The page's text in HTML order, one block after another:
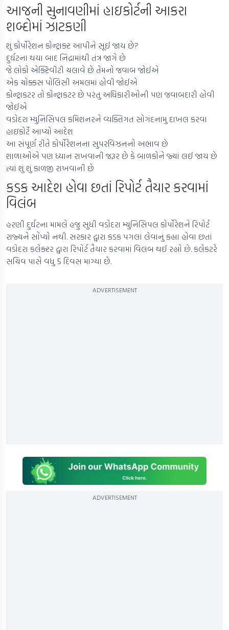
આજની સુનાવણીમાં હાઇકોર્ટની આકરા
શબ્દોમાં ઝાટકણી
શું કોર્પોરેશન કોન્ટ્રાક્ટ આપીને સૂઈ જાય છે?
દુર્ઘટના થયા બાદ નિંદ્રામાંથી તંત્ર જાગે છે
જે લોકો એક્ટિવીટી ચલાવે છે તેમનો જવાબ જોઈએ
એક ચોક્કસ પોલિસી અમલમાં હોવી જોઈએ
કોન્ટ્રાકટર તો કોન્ટ્રાકટર છે પરંતુ અધિકારીઓની પણ જવાબદારી હોવી
જોઈએ
વડોદરા મ્યુનિસિપલ કમિશનરને વ્યક્તિગત સોગંદનામુ દાખલ કરવા
હાઇકોર્ટે આપ્યો આદેશ
આ સંપૂર્ણ રીતે કોર્પોરેશનના સુપરવિઝનનો અભાવ છે
શાળાઓએ પણ ધ્યાન રાખવાની જરૂર છે કે બાળકોને જ્યાં લઈ જાય છે
ત્યાં શું શું કાળજી રાખવાની છે
કડક આદેશ હોવા છતાં રિપોર્ટ તૈયાર કરવામાં
વિલંબ
હરણી દુર્ઘટના મામલે હજુ સુધી વડોદરા મ્યુનિસિપલ કોર્પોરેશને રિપોર્ટ
રાજ્યને સોંપ્યો નથી. સરકાર દ્વારા કડક પગલાં લેવાનું કહ્યા હોવા છતાં
વડોદરા કલેક્ટર દ્વારા રિપોર્ટ તૈયાર કરવામાં વિલંબ થઈ રહ્યો છે. કલેકટરે
સચિવ પાસે વધુ 5 દિવસ માગ્યા છે.
ADVERTISEMENT
ADVERTISEMENT